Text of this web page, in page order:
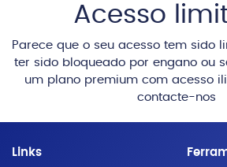
Acesso
Parece que o seu acesso tem sido
ter sido bloqueado por engano ou
um plano premium com acesso
contacte-nos
Links